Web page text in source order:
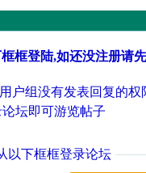
框登陆,如还没注册请
户组没有发表回复的权
坛即可游览帖子
以下框框登录论坛